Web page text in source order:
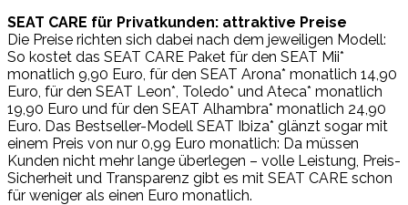
SEAT CARE für Privatkunden: attraktive Preise
Die Preise richten sich dabei nach dem jeweiligen Modell:
So kostet das SEAT CARE Paket für den SEAT Mii*
monatlich 9,90 Euro, für den SEAT Arona* monatlich 14,90
Euro, für den SEAT Leon*, Toledo* und Ateca* monatlich
19,90 Euro und für den SEAT Alhambra* monatlich 24,90
Euro. Das Bestseller-Modell SEAT Ibiza* glänzt sogar mit
einem Preis von nur 0,99 Euro monatlich: Da müssen
Kunden nicht mehr lange überlegen – volle Leistung, Preis-
Sicherheit und Transparenz gibt es mit SEAT CARE schon
für weniger als einen Euro monatlich.